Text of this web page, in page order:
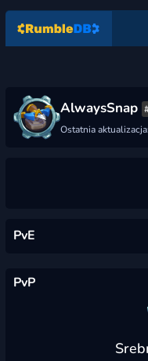
AlwaysSnap
Ostatnia
PvE
PvP